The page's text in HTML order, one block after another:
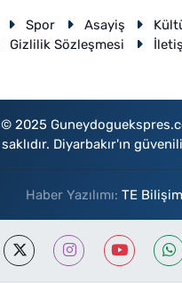
Spor Asayiş
Gizlilik Sözleşmesi
© 2025
saklıdır. Diyarbakır'ın
Haber Yazılımı: TE Bilişim